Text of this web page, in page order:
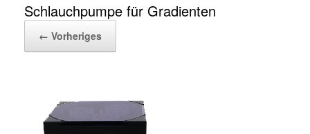
Schlauchpumpe für Gradienten
← Vorheriges